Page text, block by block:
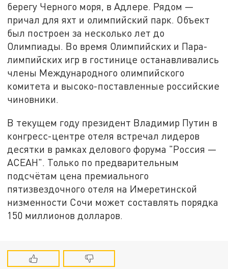
берегу Черного моря, в Адлере. Рядом —
причал для яхт и олимпийский парк. Объект
был построен за несколько лет до
Олимпиады. Во время Олимпийских и Пара-
лимпийских игр в гостинице останавливались
члены Международного олимпийского
комитета и высоко-поставленные российские
чиновники.
В текущем году президент Владимир Путин в
конгресс-центре отеля встречал лидеров
десятки в рамках делового форума "Россия —
АСЕАН". Только по предварительным
подсчётам цена премиального
пятизвездочного отеля на Имеретинской
низменности Сочи может составлять порядка
150 миллионов долларов.